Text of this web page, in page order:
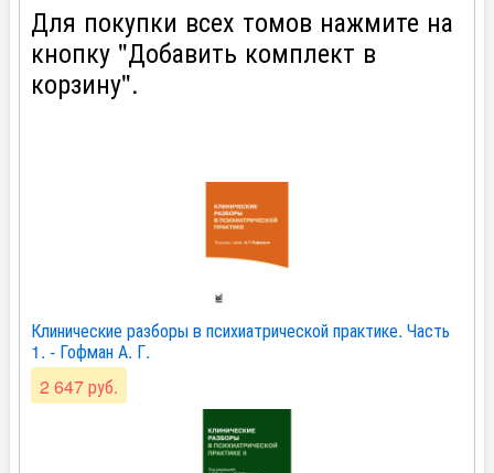
Для покупки всех томов нажмите на
кнопку "Добавить комплект в
корзину".
Клинические разборы в психиатрической практике. Часть
1. - Гофман А. Г.
2 647 руб.